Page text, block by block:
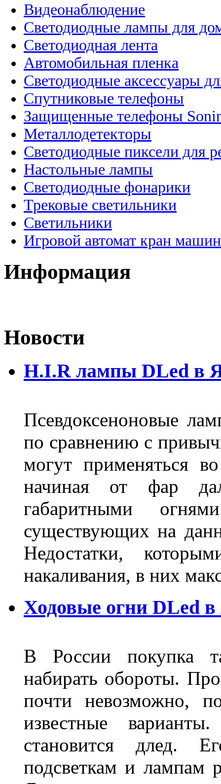
Видеонаблюдение
Светодиодные лампы для
Светодиодная лента
Автомобильная пленка
Светодиодные аксессуары
Спутниковые телефоны
Защищенные телефоны
Металлодетекторы
Светодиодные пиксели для
Настольные лампы
Светодиодные фонарики
Трековые светильники
Светильники
Игровой автомат кран
Информация
Новости
H.I.R лампы DLed в
Псевдоксеноновые
по сравнению с
могут применяться
начиная от фар
габаритными
существующих на
Недостатки,
накаливания, в них
Ходовые огни DLed в
В России покупка
набирать обороты.
почти невозможно,
известные
становится длед.
подсветкам и лампам